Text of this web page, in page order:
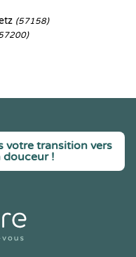
(57158)
votre transition vers
douceur !